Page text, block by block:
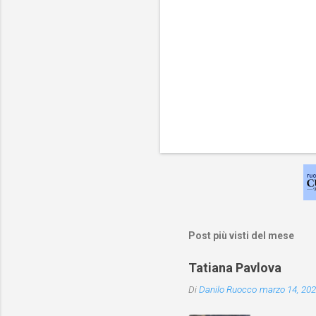
Post più visti del mese
Tatiana Pavlova
DiDanilo Ruocco marzo 14,